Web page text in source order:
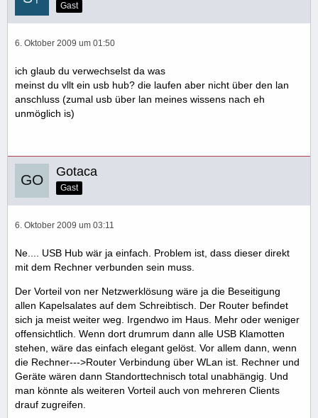
Gast
6. Oktober 2009 um 01:50
ich glaub du verwechselst da was
meinst du vllt ein usb hub? die laufen aber nicht über den lan
anschluss (zumal usb über lan meines wissens nach eh
unmöglich is)
Gotaca
Gast
6. Oktober 2009 um 03:11
Ne.... USB Hub wär ja einfach. Problem ist, dass dieser direkt
mit dem Rechner verbunden sein muss.
Der Vorteil von ner Netzwerklösung wäre ja die Beseitigung
allen Kapelsalates auf dem Schreibtisch. Der Router befindet
sich ja meist weiter weg. Irgendwo im Haus. Mehr oder weniger
offensichtlich. Wenn dort drumrum dann alle USB Klamotten
stehen, wäre das einfach elegant gelöst. Vor allem dann, wenn
die Rechner--->Router Verbindung über WLan ist. Rechner und
Geräte wären dann Standorttechnisch total unabhängig. Und
man könnte als weiteren Vorteil auch von mehreren Clients
drauf zugreifen.